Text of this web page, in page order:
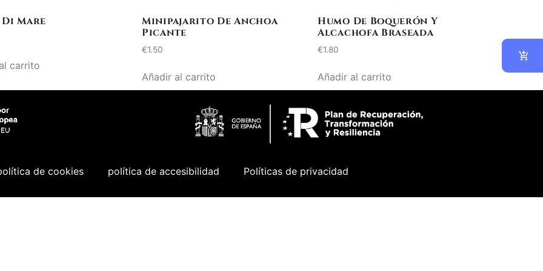
Mare
carrito
Minipajarito De Anchoa
Picante
€1.50
Añadir al carrito
Humo De Boquerón Y
Alcachofa Braseada
€1.80
Añadir al carrito
de cookies política de accesibilidad Políticas de privacidad